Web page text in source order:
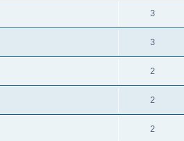
3
3
2
2
2